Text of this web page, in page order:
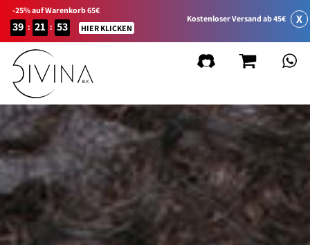
-25% auf Warenkorb 65€
39 : 21 : 53 HIER KLICKEN
Kostenloser Versand ab 45€ X
FILTER
FILTER_LINEA_PRODOTTO
Natural&Amazing
Curly Summer
Zubehör
Curl Balance